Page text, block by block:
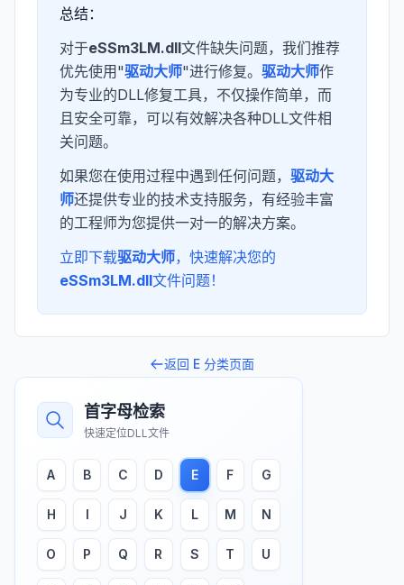
总结：
对于eSSm3LM.dll文件缺失问题，我们推荐
优先使用"驱动大师"进行修复。 驱动大师作
为专业的DLL修复工具，不仅操作简单，而
且安全可靠，可以有效解决各种DLL文件相
关问题。
如果您在使用过程中遇到任何问题， 驱动大
师还提供专业的技术支持服务，有经验丰富
的工程师为您提供一对一的解决方案。
立即下载驱动大师，快速解决您的
eSSm3LM.dll文件问题！
返回 E 分类页面
首字母检索
快速定位DLL文件
A B C D E F G
H I J K L M N
O P Q R S T U